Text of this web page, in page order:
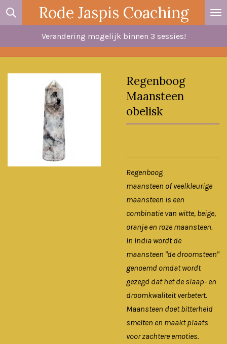
Ga
direct
Rode Jaspis Coaching
Verandering mogelijk binnen 3 sessies!
Regenboog
Maansteen
obelisk
Regenboog
maansteen of veelkleurige
maansteen is een
combinatie van witte, beige,
oranje en roze maansteen.
In India wordt de
maansteen "de droomsteen"
genoemd omdat wordt
gezegd dat het de slaap- en
droomkwaliteit verbetert.
Maansteen doet bitterheid
smelten en maakt plaats
voor zachtere emoties.